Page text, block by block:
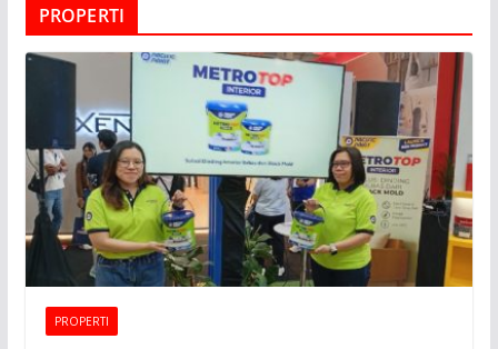
PROPERTI
PROPERTI